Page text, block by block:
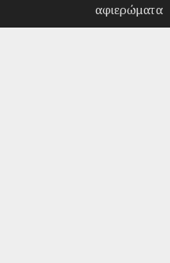
αφιερώματα